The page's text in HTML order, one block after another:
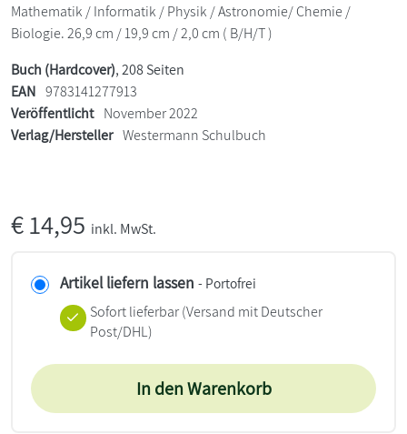
Mathematik / Informatik / Physik / Astronomie/ Chemie /
Biologie. 26,9 cm / 19,9 cm / 2,0 cm ( B/H/T )
Buch (Hardcover), 208 Seiten
EAN 9783141277913
Veröffentlicht November 2022
Verlag/Hersteller Westermann Schulbuch
€14,95 inkl. MwSt.
Artikel liefern lassen - Portofrei
Sofort lieferbar(Versand mit Deutscher
Post/DHL)
In den Warenkorb